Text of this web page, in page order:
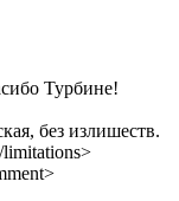
Турбине!
без излишеств.